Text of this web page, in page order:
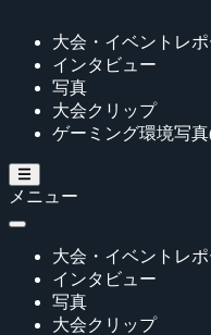
大会・イベントレポ
インタビュー
写真
大会クリップ
ゲーミング環境写
メニュー
大会・イベントレポ
インタビュー
写真
大会クリップ